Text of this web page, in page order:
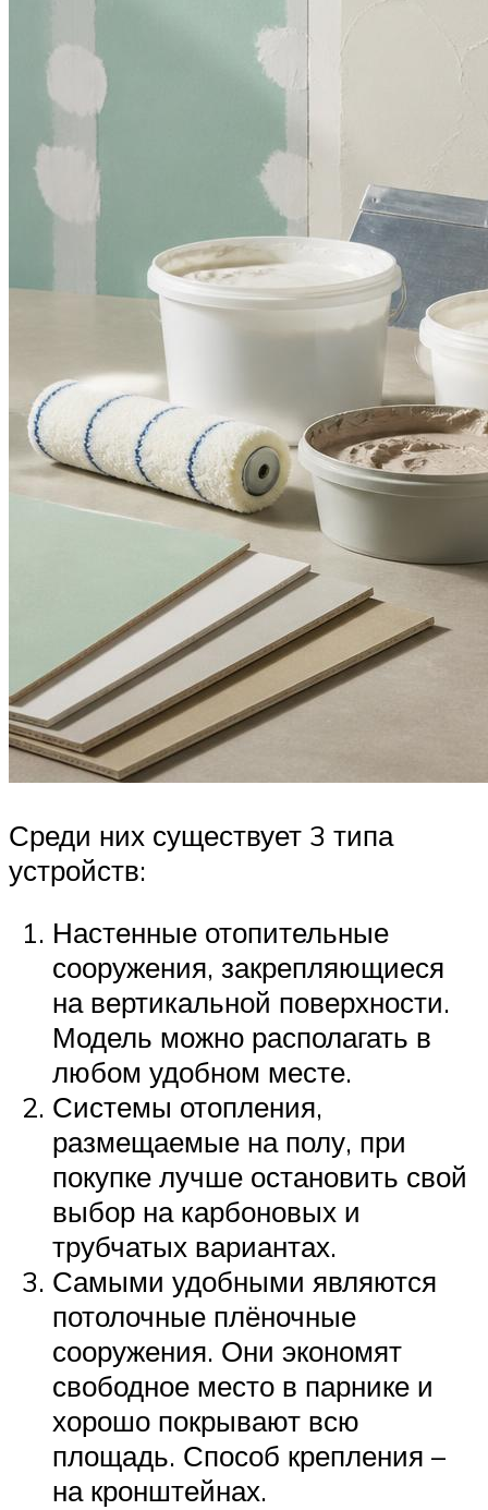
Среди них существует 3 типа
устройств:
Настенные отопительные
сооружения, закрепляющиеся
на вертикальной поверхности.
Модель можно располагать в
любом удобном месте.
Системы отопления,
размещаемые на полу, при
покупке лучше остановить свой
выбор на карбоновых и
трубчатых вариантах.
Самыми удобными являются
потолочные плёночные
сооружения. Они экономят
свободное место в парнике и
хорошо покрывают всю
площадь. Способ крепления –
на кронштейнах.